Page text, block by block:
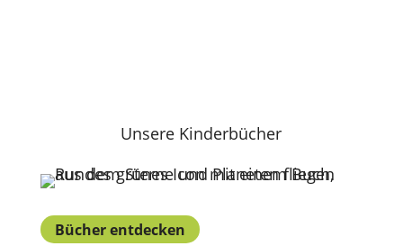
Unsere Kinderbücher
Bücher entdecken